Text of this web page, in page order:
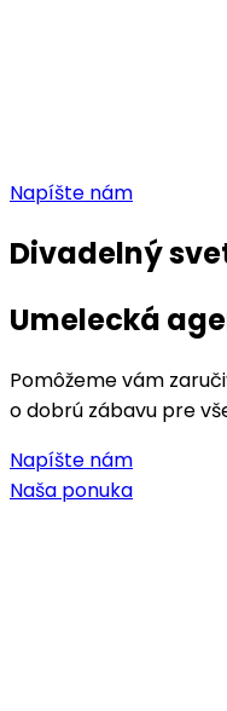
Napíšte nám
Divadelný
Umelecká
Pomôžeme vám
o dobrú zábavu pre
Napíšte nám
Naša ponuka